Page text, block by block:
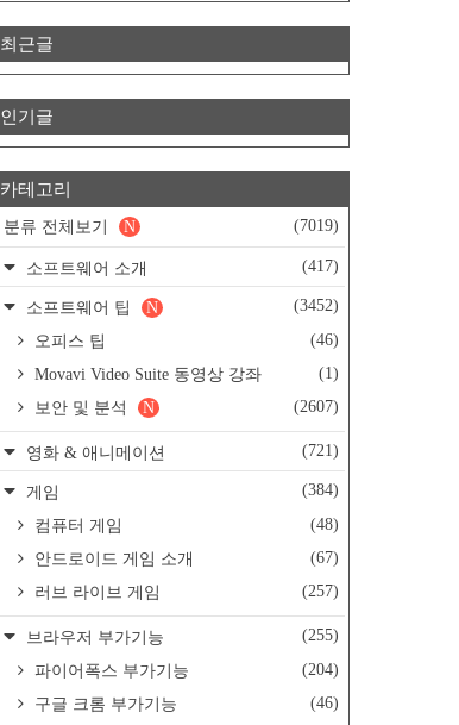
최근글
인기글
카테고리
분류 전체보기 (7019)
N
소프트웨어 소개 (417)
소프트웨어 팁 (3452)
N
오피스 팁
(46)
Movavi Video Suite 동영상 강좌
(1)
보안 및 분석
(2607)
N
영화 & 애니메이션 (721)
게임
(384)
컴퓨터 게임
(48)
안드로이드 게임 소개
(67)
러브 라이브 게임
(257)
브라우저 부가기능
(255)
파이어폭스 부가기능
(204)
구글 크롬 부가기능
(46)